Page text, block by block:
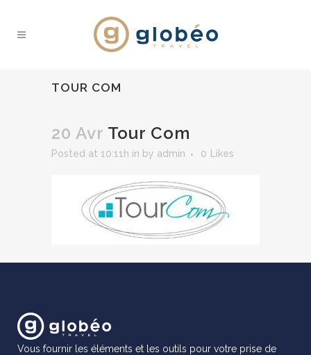
TOUR COM
20 Avr Tour Com
Posted at 10:11h in by admin 0 Likes
Vous fournir les éléments et les outils pour votre prise de